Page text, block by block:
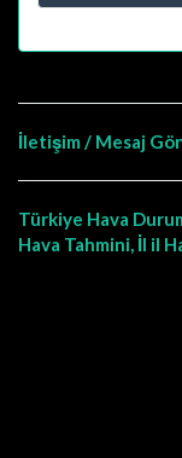
İletişim / Mesaj
Türkiye Hava
Hava Tahmini, İl il